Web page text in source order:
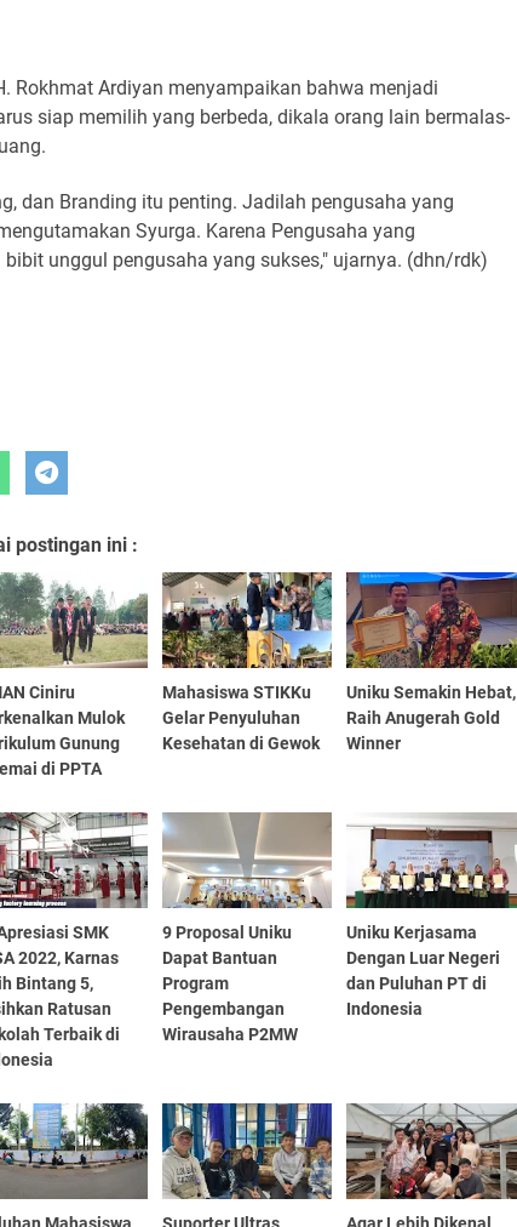
Rokhmat Ardiyan menyampaikan bahwa menjadi
siap memilih yang berbeda, dikala orang lain bermalas-
dan Branding itu penting. Jadilah pengusaha yang
Syurga. Karena Pengusaha yang
unggul pengusaha yang sukses," ujarnya. (dhn/rdk)
postingan ini :
Ciniru
Mulok
Gunung
di PPTA
Mahasiswa STIKKu
Gelar Penyuluhan
Kesehatan di Gewok
Uniku Semakin Hebat,
Raih Anugerah Gold
Winner
SMK
2022, Karnas
Bintang 5,
Ratusan
Terbaik di
9 Proposal Uniku
Dapat Bantuan
Program
Pengembangan
Wirausaha P2MW
Uniku Kerjasama
Dengan Luar Negeri
dan Puluhan PT di
Indonesia